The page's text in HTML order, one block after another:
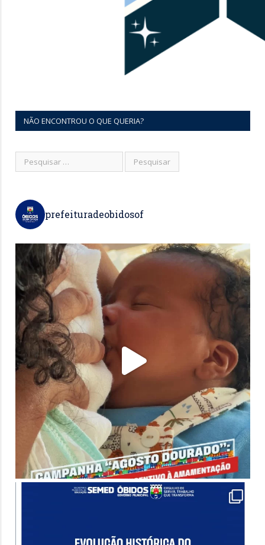
NÃO ENCONTROU O QUE QUERIA?
prefeituradeobidosof